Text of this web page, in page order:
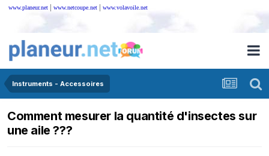
www.planeur.net | www.netcoupe.net | www.volavoile.net
Instruments - Accessoires
Comment mesurer la quantité d'insectes sur
une aile ???